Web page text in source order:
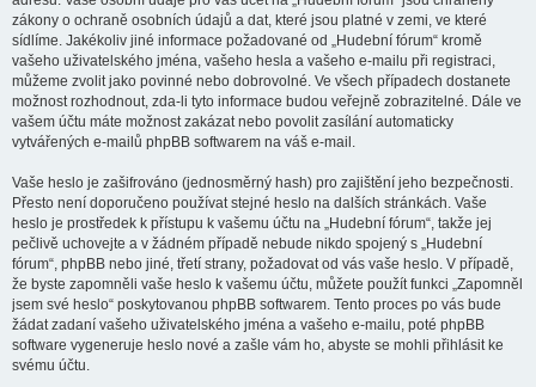
zákony o ochraně osobních údajů a dat, které jsou platné v zemi, ve které
sídlíme. Jakékoliv jiné informace požadované od „Hudební fórum“ kromě
vašeho uživatelského jména, vašeho hesla a vašeho e-mailu při registraci,
můžeme zvolit jako povinné nebo dobrovolné. Ve všech případech dostanete
možnost rozhodnout, zda-li tyto informace budou veřejně zobrazitelné. Dále ve
vašem účtu máte možnost zakázat nebo povolit zasílání automaticky
vytvářených e-mailů phpBB softwarem na váš e-mail.
Vaše heslo je zašifrováno (jednosměrný hash) pro zajištění jeho bezpečnosti.
Přesto není doporučeno používat stejné heslo na dalších stránkách. Vaše
heslo je prostředek k přístupu k vašemu účtu na „Hudební fórum“, takže jej
pečlivě uchovejte a v žádném případě nebude nikdo spojený s „Hudební
fórum“, phpBB nebo jiné, třetí strany, požadovat od vás vaše heslo. V případě,
že byste zapomněli vaše heslo k vašemu účtu, můžete použít funkci „Zapomněl
jsem své heslo“ poskytovanou phpBB softwarem. Tento proces po vás bude
žádat zadaní vašeho uživatelského jména a vašeho e-mailu, poté phpBB
software vygeneruje heslo nové a zašle vám ho, abyste se mohli přihlásit ke
svému účtu.